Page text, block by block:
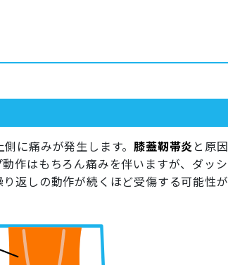
に痛みが発生します。膝蓋靭帯炎と原因
作はもちろん痛みを伴いますが、ダッシ
返しの動作が続くほど受傷する可能性が